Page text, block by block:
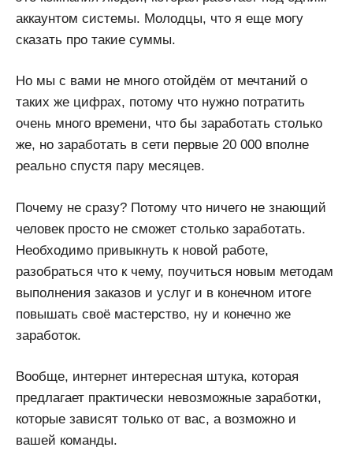
аккаунтом системы. Молодцы, что я еще могу
сказать про такие суммы.
Но мы с вами не много отойдём от мечтаний о
таких же цифрах, потому что нужно потратить
очень много времени, что бы заработать столько
же, но заработать в сети первые 20 000 вполне
реально спустя пару месяцев.
Почему не сразу? Потому что ничего не знающий
человек просто не сможет столько заработать.
Необходимо привыкнуть к новой работе,
разобраться что к чему, поучиться новым методам
выполнения заказов и услуг и в конечном итоге
повышать своё мастерство, ну и конечно же
заработок.
Вообще, интернет интересная штука, которая
предлагает практически невозможные заработки,
которые зависят только от вас, а возможно и
вашей команды.